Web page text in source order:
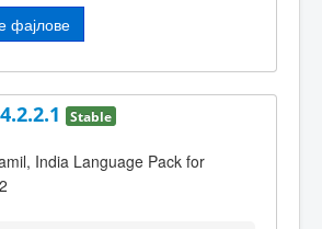
фајлове
Stable
India Language Pack for